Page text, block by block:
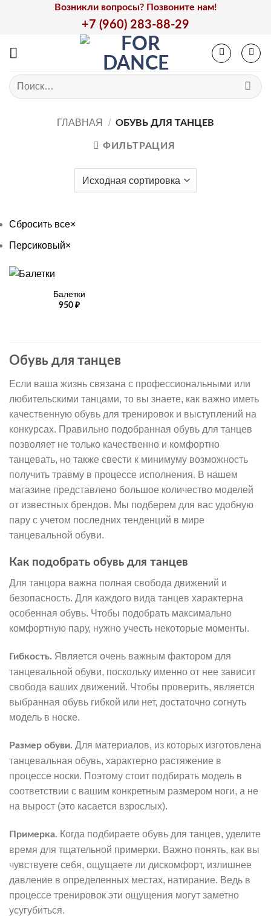
Возникли вопросы? Позвоните нам!
+7 (960) 283-88-29
Искать:
ГЛАВНАЯ / ОБУВЬ ДЛЯ ТАНЦЕВ
ФИЛЬТРАЦИЯ
Сбросить все×
Персиковый×
Балетки
950 ₽
Обувь для танцев
Если ваша жизнь связана с профессиональными или
любительскими танцами, то вы знаете, как важно иметь
качественную обувь для тренировок и выступлений на
конкурсах. Правильно подобранная обувь для танцев
позволяет не только качественно и комфортно
танцевать, но также свести к минимуму возможность
получить травму в процессе исполнения. В нашем
магазине представлено большое количество моделей
от известных брендов. Мы подберем для вас удобную
пару с учетом последних тенденций в мире
танцевальной обуви.
Как подобрать обувь для танцев
Для танцора важна полная свобода движений и
безопасность. Для каждого вида танцев характерна
особенная обувь. Чтобы подобрать максимально
комфортную пару, нужно учесть некоторые моменты.
Гибкость. Является очень важным фактором для
танцевальной обуви, поскольку именно от нее зависит
свобода ваших движений. Чтобы проверить, является
выбранная обувь гибкой или нет, достаточно согнуть
модель в носке.
Размер обуви. Для материалов, из которых изготовлена
танцевальная обувь, характерно растяжение в
процессе носки. Поэтому стоит подбирать модель в
соответствии с вашим конкретным размером ноги, а не
на вырост (это касается взрослых).
Примерка. Когда подбираете обувь для танцев, уделите
время для тщательной примерки. Важно понять, как вы
чувствуете себя, ощущаете ли дискомфорт, излишнее
давление в определенных местах, натирание. Ведь в
процессе тренировок эти ощущения могут заметно
усугубиться.